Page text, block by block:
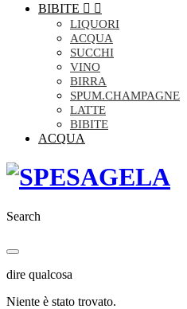
BIBITE  
LIQUORI
ACQUA
SUCCHI
VINO
BIRRA
SPUM.CHAMPAGNE
LATTE
BIBITE
ACQUA
Search
dire qualcosa
Niente è stato trovato.